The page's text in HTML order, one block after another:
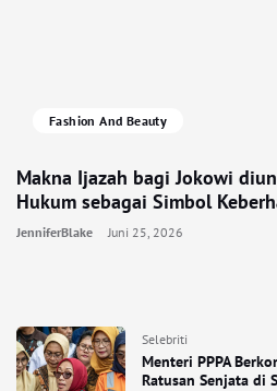
Selebriti
Menteri PPPA
Ratusan Senjata di
Fashion And Beauty
Makna Ijazah bagi Jokowi
Hukum sebagai Simbol
JenniferBlake Juni 25, 2026